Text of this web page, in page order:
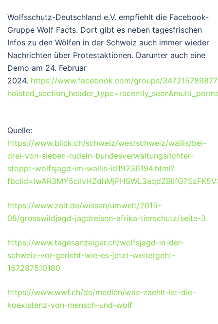
Wolfsschutz-Deutschland e.V. empfiehlt die Facebook-
Gruppe Wolf Facts. Dort gibt es neben tagesfrischen
Infos zu den Wölfen in der Schweiz auch immer wieder
Nachrichten über Protestaktionen. Darunter auch eine
Demo am 24. Februar
2024. https://www.facebook.com/groups/
Quelle:
https://www.blick.ch/schweiz/westschweiz/wallis/bei-
drei-von-sieben-rudeln-bundesverwaltungsrichter-
stoppt-wolfsjagd-im-wallis-id19236194.html?
https://www.zeit.de/wissen/umwelt/2015-
08/grosswildjagd-jagdreisen-afrika-tierschutz/seite-3
https://www.tagesanzeiger.ch/wolfsjagd-in-der-
schweiz-vor-gericht-wie-es-jetzt-weitergeht-
157297510180
https://www.wwf.ch/de/medien/was-zaehlt-ist-die-
koexistenz-von-mensch-und-wolf